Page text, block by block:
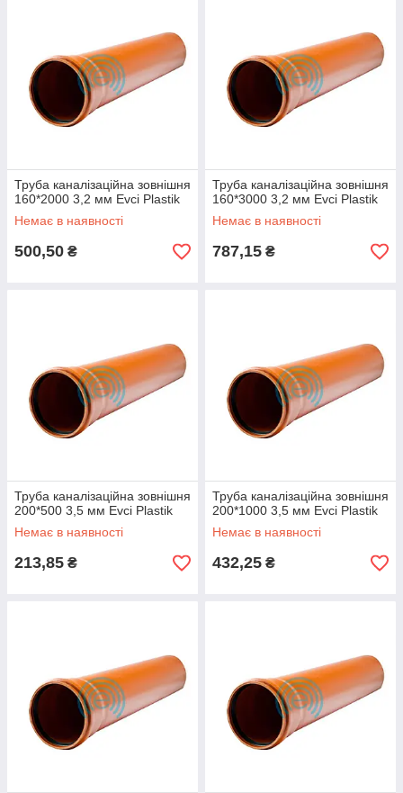
Труба каналізаційна зовнішня
160*2000 3,2 мм Evci Plastik
Немає в наявності
500,50 ₴
Труба каналізаційна зовнішня
160*3000 3,2 мм Evci Plastik
Немає в наявності
787,15 ₴
Труба каналізаційна зовнішня
200*500 3,5 мм Evci Plastik
Немає в наявності
213,85 ₴
Труба каналізаційна зовнішня
200*1000 3,5 мм Evci Plastik
Немає в наявності
432,25 ₴